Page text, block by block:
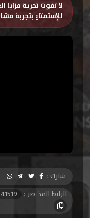
لا تفوت تجربة مزايا
للإستمتاع بتجربة
شارك :
الرابط المختصر :